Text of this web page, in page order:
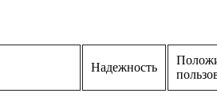
Надежность